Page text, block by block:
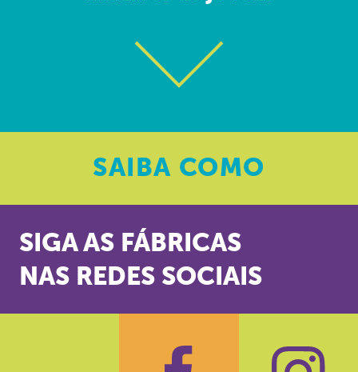
SAIBA COMO
SIGA AS FÁBRICAS
NAS REDES SOCIAIS